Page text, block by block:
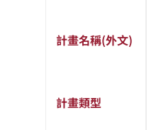
計畫名稱(外文)
計畫類型